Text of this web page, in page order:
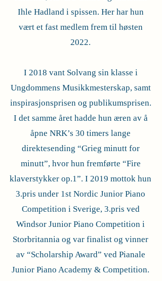
Ihle Hadland i spissen. Her har hun
vært et fast medlem frem til høsten
2022.
I 2018 vant Solvang sin klasse i
Ungdommens Musikkmesterskap, samt
inspirasjonsprisen og publikumsprisen.
I det samme året hadde hun æren av å
åpne NRK’s 30 timers lange
direktesending “Grieg minutt for
minutt”, hvor hun fremførte “Fire
klaverstykker op.1”. I 2019 mottok hun
3.pris under 1st Nordic Junior Piano
Competition i Sverige, 3.pris ved
Windsor Junior Piano Competition i
Storbritannia og var finalist og vinner
av “Scholarship Award” ved Pianale
Junior Piano Academy & Competition.